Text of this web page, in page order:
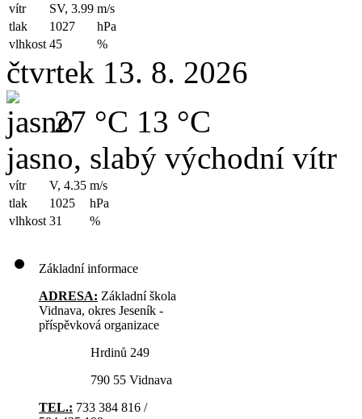
vítr SV, 3.99 m/s
tlak
1027
hPa
vlhkost 45 %
čtvrtek 13. 8. 2026
27 °C 13 °C
jasno, slabý východní vítr
vítr V, 4.35 m/s
tlak
1025
hPa
vlhkost 31 %
Základní informace
ADRESA: Základní škola
Vidnava, okres Jeseník -
příspěvková organizace
Hrdinů 249
790 55 Vidnava
TEL.: 733 384 816 /